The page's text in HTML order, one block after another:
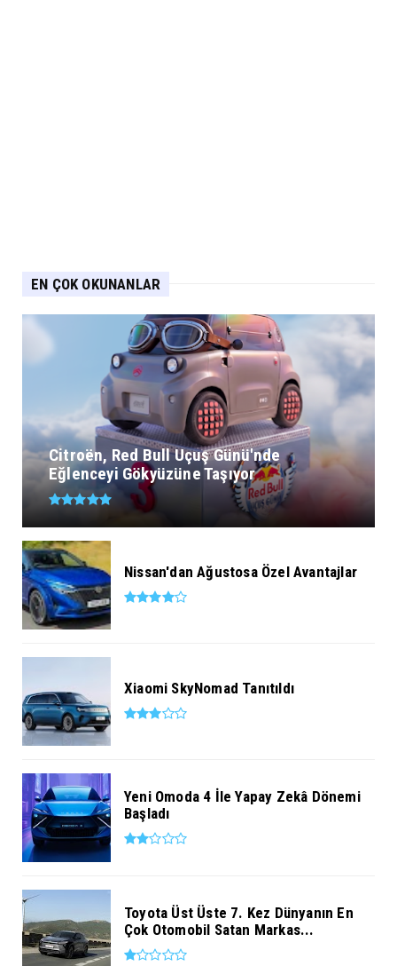
EN ÇOK OKUNANLAR
Citroën, Red Bull Uçuş Günü'nde
Eğlenceyi Gökyüzüne Taşıyor
Nissan'dan Ağustosa Özel Avantajlar
Xiaomi SkyNomad Tanıtıldı
Yeni Omoda 4 İle Yapay Zekâ Dönemi
Başladı
Toyota Üst Üste 7. Kez Dünyanın En
Çok Otomobil Satan Markas...